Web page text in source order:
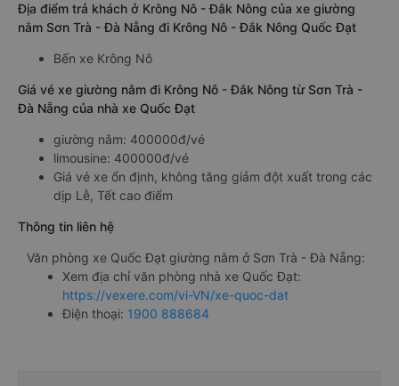
Địa điểm trả khách ở Krông Nô - Đắk Nông của xe giường
nằm Sơn Trà - Đà Nẵng đi Krông Nô - Đắk Nông Quốc Đạt
Bến xe Krông Nô
Giá vé xe giường nằm đi Krông Nô - Đắk Nông từ Sơn Trà -
Đà Nẵng của nhà xe Quốc Đạt
giường nằm: 400000đ/vé
limousine: 400000đ/vé
Giá vé xe ổn định, không tăng giảm đột xuất trong các
dịp Lễ, Tết cao điểm
Thông tin liên hệ
Văn phòng xe Quốc Đạt giường nằm ở Sơn Trà - Đà Nẵng:
Xem địa chỉ văn phòng nhà xe Quốc Đạt:
https://vexere.com/vi-VN/xe-quoc-dat
Điện thoại: 1900 888684